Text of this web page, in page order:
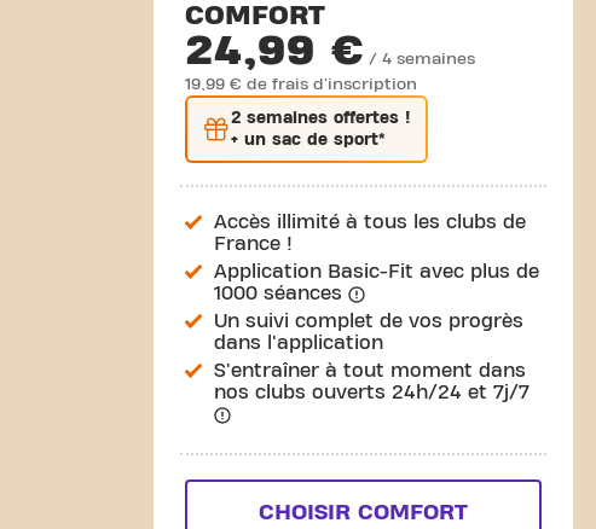
COMFORT
24,99 € / 4 semaines
19,99 € de frais d'inscription
2 semaines offertes !
+ un sac de sport*
Accès illimité à tous les clubs de
France !
Application Basic-Fit avec plus de
1000 séances
Un suivi complet de vos progrès
dans l'application
S'entraîner à tout moment dans
nos clubs ouverts 24h/24 et 7j/7
CHOISIR COMFORT